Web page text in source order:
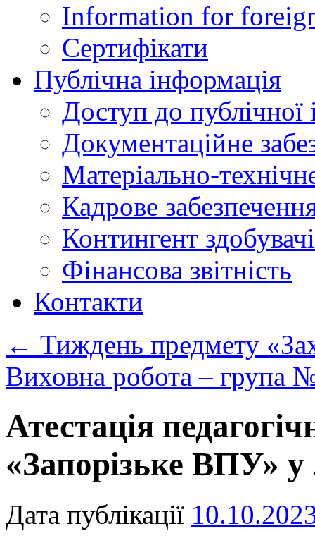
Information for
Сертифікати
Публічна інформація
Доступ до публічної
Документаційне
Матеріально-
Кадрове
Контингент
Фінансова звітність
Контакти
← Тиждень предмету
Виховна робота – група
Атестація
«Запорізьке ВПУ» у
Дата публікації